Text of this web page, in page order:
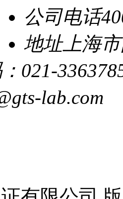
公司电话
地址上海
021-
lab.com